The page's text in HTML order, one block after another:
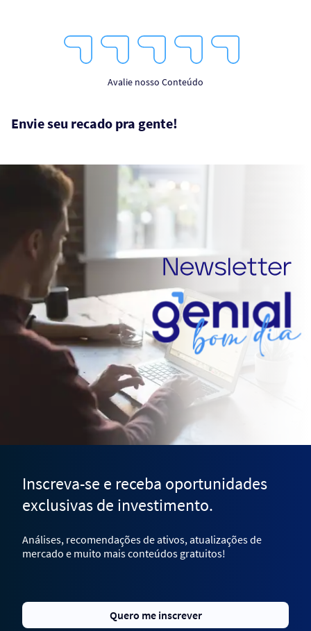
Stars Stars
Avalie nosso Conteúdo
Envie seu recado pra gente!
Inscreva-se e receba oportunidades
exclusivas de investimento.
Análises, recomendações de ativos, atualizações de
mercado e muito mais conteúdos gratuitos!
Quero me inscrever